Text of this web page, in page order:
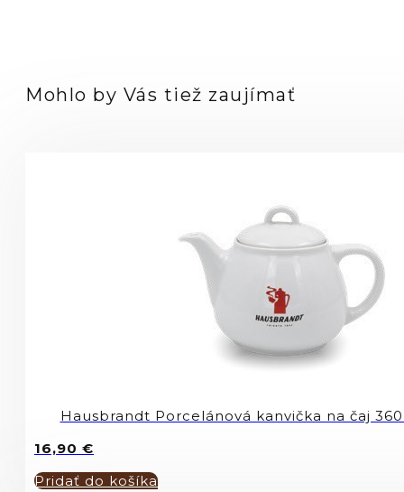
Mohlo by Vás tiež zaujímať
Hausbrandt Porcelánová kanvička na čaj
16,90 €
Pridať do košíka